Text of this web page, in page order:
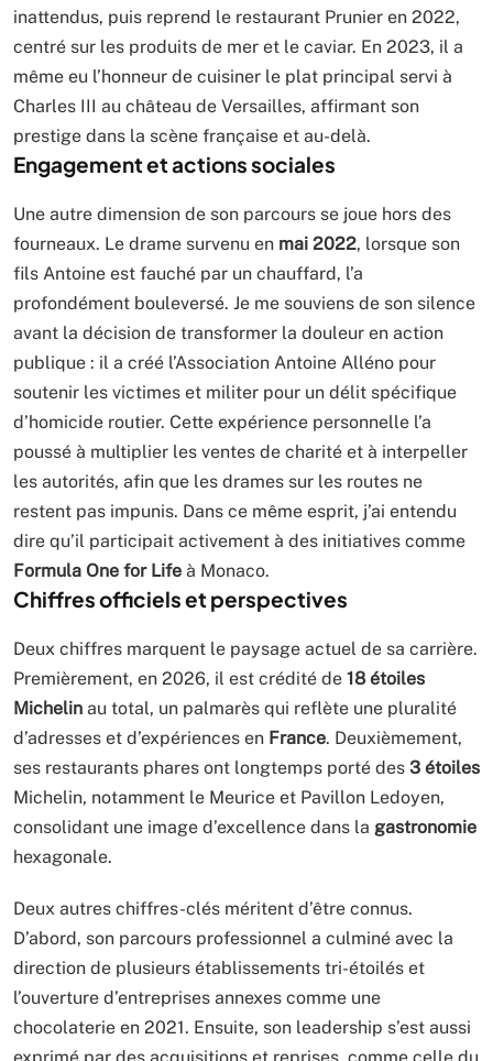
inattendus, puis reprend le restaurant Prunier en 2022,
centré sur les produits de mer et le caviar. En 2023, il a
même eu l’honneur de cuisiner le plat principal servi à
Charles III au château de Versailles, affirmant son
prestige dans la scène française et au-delà.
Engagement et actions sociales
Une autre dimension de son parcours se joue hors des
fourneaux. Le drame survenu en mai 2022, lorsque son
fils Antoine est fauché par un chauffard, l’a
profondément bouleversé. Je me souviens de son silence
avant la décision de transformer la douleur en action
publique : il a créé l’Association Antoine Alléno pour
soutenir les victimes et militer pour un délit spécifique
d’homicide routier. Cette expérience personnelle l’a
poussé à multiplier les ventes de charité et à interpeller
les autorités, afin que les drames sur les routes ne
restent pas impunis. Dans ce même esprit, j’ai entendu
dire qu’il participait activement à des initiatives comme
Formula One for Life à Monaco.
Chiffres officiels et perspectives
Deux chiffres marquent le paysage actuel de sa carrière.
Premièrement, en 2026, il est crédité de 18 étoiles
Michelin au total, un palmarès qui reflète une pluralité
d’adresses et d’expériences en France. Deuxièmement,
ses restaurants phares ont longtemps porté des 3 étoiles
Michelin, notamment le Meurice et Pavillon Ledoyen,
consolidant une image d’excellence dans la gastronomie
hexagonale.
Deux autres chiffres-clés méritent d’être connus.
D’abord, son parcours professionnel a culminé avec la
direction de plusieurs établissements tri-étoilés et
l’ouverture d’entreprises annexes comme une
chocolaterie en 2021. Ensuite, son leadership s’est aussi